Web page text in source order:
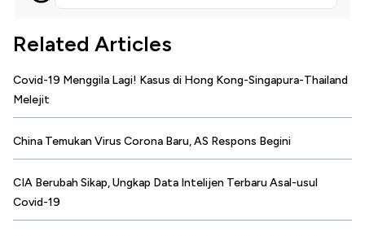
Related Articles
Covid-19 Menggila Lagi! Kasus di Hong Kong-Singapura-Thailand
Melejit
China Temukan Virus Corona Baru, AS Respons Begini
CIA Berubah Sikap, Ungkap Data Intelijen Terbaru Asal-usul
Covid-19